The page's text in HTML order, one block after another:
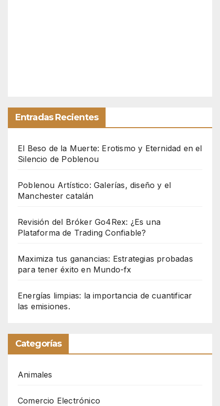
Entradas Recientes
El Beso de la Muerte: Erotismo y Eternidad en el
Silencio de Poblenou
Poblenou Artístico: Galerías, diseño y el
Manchester catalán
Revisión del Bróker Go4Rex: ¿Es una
Plataforma de Trading Confiable?
Maximiza tus ganancias: Estrategias probadas
para tener éxito en Mundo-fx
Energías limpias: la importancia de cuantificar
las emisiones.
Categorías
Animales
Comercio Electrónico